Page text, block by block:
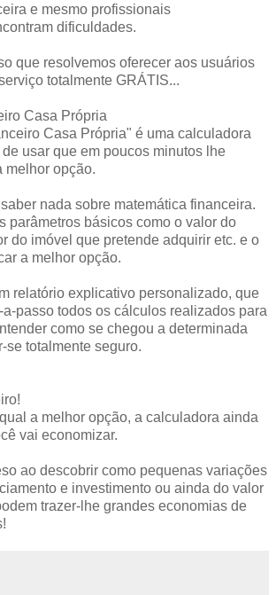
e mesmo profissionais
dificuldades.
que resolvemos oferecer aos usuários
totalmente GRÁTIS...
Casa Própria
Casa Própria" é uma calculadora
usar que em poucos minutos lhe
melhor opção.
nada sobre matemática financeira.
parâmetros básicos como o valor do
do imóvel que pretende adquirir etc. e o
a melhor opção.
relatório explicativo personalizado, que
passo todos os cálculos realizados para
como se chegou a determinada
se totalmente seguro.
a melhor opção, a calculadora ainda
vai economizar.
ao descobrir como pequenas variações
e investimento ou ainda do valor
trazer-lhe grandes economias de